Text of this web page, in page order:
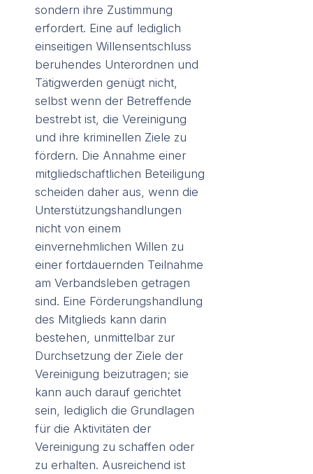
sondern ihre Zustimmung
erfordert. Eine auf lediglich
einseitigen Willensentschluss
beruhendes Unterordnen und
Tätigwerden genügt nicht,
selbst wenn der Betreffende
bestrebt ist, die Vereinigung
und ihre kriminellen Ziele zu
fördern. Die Annahme einer
mitgliedschaftlichen Beteiligung
scheiden daher aus, wenn die
Unterstützungshandlungen
nicht von einem
einvernehmlichen Willen zu
einer fortdauernden Teilnahme
am Verbandsleben getragen
sind. Eine Förderungshandlung
des Mitglieds kann darin
bestehen, unmittelbar zur
Durchsetzung der Ziele der
Vereinigung beizutragen; sie
kann auch darauf gerichtet
sein, lediglich die Grundlagen
für die Aktivitäten der
Vereinigung zu schaffen oder
zu erhalten. Ausreichend ist